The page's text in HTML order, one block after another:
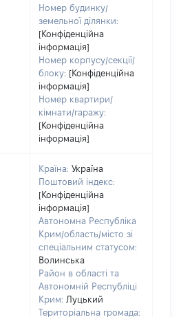
Номер будинку/
земельної ділянки:
[Конфіденційна
інформація]
Номер корпусу/секції/
блоку: [Конфіденційна
інформація]
Номер квартири/
кімнати/гаражу:
[Конфіденційна
інформація]
Країна: Україна
Поштовий індекс:
[Конфіденційна
інформація]
Автономна Республіка
Крим/область/місто зі
спеціальним статусом:
Волинська
Район в області та
Автономній Республіці
Крим: Луцький
Територіальна громада: